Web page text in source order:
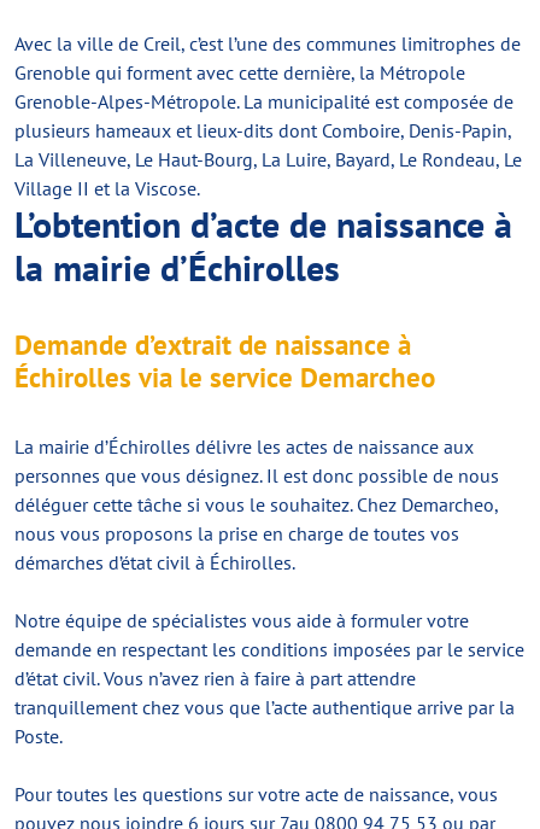
Avec la ville de Creil, c’est l’une des communes limitrophes de
Grenoble qui forment avec cette dernière, la Métropole
Grenoble-Alpes-Métropole. La municipalité est composée de
plusieurs hameaux et lieux-dits dont Comboire, Denis-Papin,
La Villeneuve, Le Haut-Bourg, La Luire, Bayard, Le Rondeau, Le
Village II et la Viscose.
L’obtention d’acte de naissance à
la mairie d’Échirolles
Demande d’extrait de naissance à
Échirolles via le service Demarcheo
La mairie d’Échirolles délivre les actes de naissance aux
personnes que vous désignez. Il est donc possible de nous
déléguer cette tâche si vous le souhaitez. Chez Demarcheo,
nous vous proposons la prise en charge de toutes vos
démarches d’état civil à Échirolles.
Notre équipe de spécialistes vous aide à formuler votre
demande en respectant les conditions imposées par le service
d’état civil. Vous n’avez rien à faire à part attendre
tranquillement chez vous que l’acte authentique arrive par la
Poste.
Pour toutes les questions sur votre acte de naissance, vous
pouvez nous joindre 6 jours sur 7au 0800 94 75 53 ou par